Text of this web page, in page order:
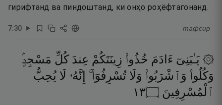
гирифтанд ва пиндоштанд, ки онҳо роҳёфтагонанд.
7:30 тафсир
۞ يَـٰبَنِىٓ ءَادَمَ خُذُوا۟ زِينَتَكُمْ عِندَ كُلِّ مَسْجِدٍۢ
وَكُلُوا۟ وَٱشْرَبُوا۟ وَلَا تُسْرِفُوٓا۟ ۚ إِنَّهُۥ لَا يُحِبُّ
ٱلْمُسْرِفِينَ ۝٣١